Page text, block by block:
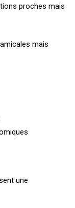
proches mais
mais
une